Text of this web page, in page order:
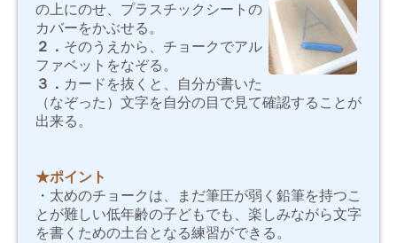
の上にのせ、プラスチックシートの
カバーをかぶせる。
２． そのうえから、チョークでアル
ファベットをなぞる。
３． カードを抜くと、自分が書いた
（なぞった）文字を自分の目で見て確認することが
出来る。
★ポイント
・太めのチョークは、まだ筆圧が弱く鉛筆を持つこ
とが難しい低年齢の子どもでも、楽しみながら文字
を書くための土台となる練習ができる。